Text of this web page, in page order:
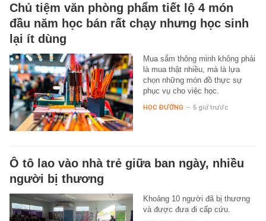
Chủ tiệm văn phòng phẩm tiết lộ 4 món
đầu năm học bán rất chạy nhưng học sinh
lại ít dùng
Mua sắm thông minh không phải
là mua thật nhiều, mà là lựa
chọn những món đồ thực sự
phục vụ cho việc học.
HỌC ĐƯỜNG - 5 giờ trước
Ô tô lao vào nhà trẻ giữa ban ngày, nhiều
người bị thương
Khoảng 10 người đã bị thương
và được đưa đi cấp cứu.